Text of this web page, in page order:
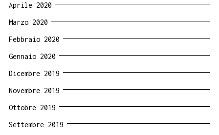
Aprile 2020
Marzo 2020
Febbraio 2020
Gennaio 2020
Dicembre 2019
Novembre 2019
Ottobre 2019
Settembre 2019